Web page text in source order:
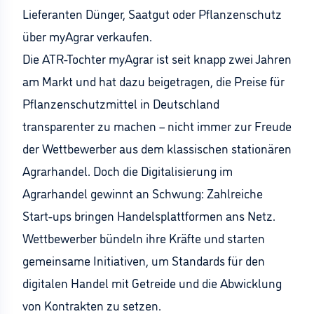
Lieferanten Dünger, Saatgut oder Pflanzenschutz
über myAgrar verkaufen.
Die ATR-Tochter myAgrar ist seit knapp zwei Jahren
am Markt und hat dazu beigetragen, die Preise für
Pflanzenschutzmittel in Deutschland
transparenter zu machen – nicht immer zur Freude
der Wettbewerber aus dem klassischen stationären
Agrarhandel. Doch die Digitalisierung im
Agrarhandel gewinnt an Schwung: Zahlreiche
Start-ups bringen Handelsplattformen ans Netz.
Wettbewerber bündeln ihre Kräfte und starten
gemeinsame Initiativen, um Standards für den
digitalen Handel mit Getreide und die Abwicklung
von Kontrakten zu setzen.